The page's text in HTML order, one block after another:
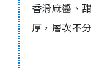
香滑麻醬、
厚，層次不